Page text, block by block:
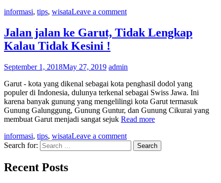
informasi, tips, wisataLeave a comment
Jalan jalan ke Garut, Tidak Lengkap
Kalau Tidak Kesini !
September 1, 2018May 27, 2019 admin
Garut - kota yang dikenal sebagai kota penghasil dodol yang
populer di Indonesia, dulunya terkenal sebagai Swiss Jawa. Ini
karena banyak gunung yang mengelilingi kota Garut termasuk
Gunung Galunggung, Gunung Guntur, dan Gunung Cikurai yang
membuat Garut menjadi sangat sejuk Read more
informasi, tips, wisataLeave a comment
Search for:
Recent Posts